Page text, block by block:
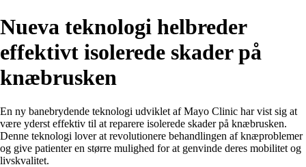
Nueva teknologi helbreder
effektivt isolerede skader på
knæbrusken
En ny banebrydende teknologi udviklet af Mayo Clinic har vist sig at
være yderst effektiv til at reparere isolerede skader på knæbrusken.
Denne teknologi lover at revolutionere behandlingen af knæproblemer
og give patienter en større mulighed for at genvinde deres mobilitet og
livskvalitet.